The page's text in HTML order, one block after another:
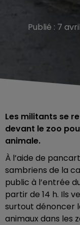
Publié : 7
Les militants se
devant le zoo
animale.
À l’aide de
sambriens de la
public à l’entrée
partir de 14 h. Ils
surtout dénoncer
animaux dans les